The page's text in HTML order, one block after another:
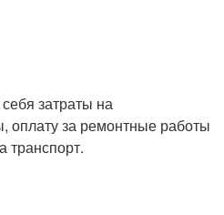
затраты на
оплату за ремонтные работы
транспорт.